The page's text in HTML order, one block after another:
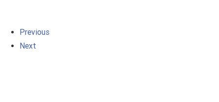
Previous
Next